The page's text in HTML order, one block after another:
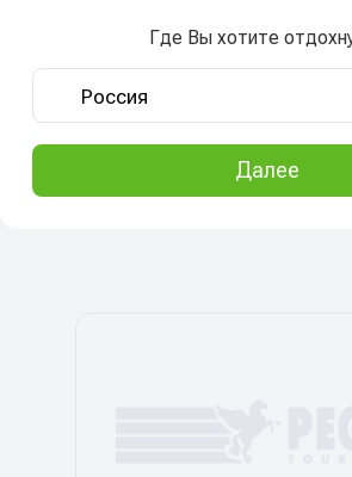
Где Вы хотите
Далее